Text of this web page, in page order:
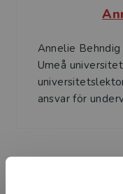
Annelie
Umeå
ansvar för